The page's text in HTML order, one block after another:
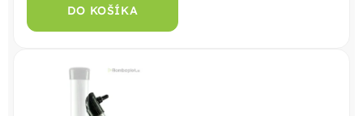
DO KOŠÍKA